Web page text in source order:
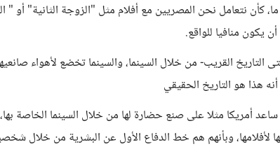
كأن نتعامل نحن المصريين مع أفلام مثل "الزوجة الثانية" أو "
يكون منافيا للواقع.
التاريخ القريب- من خلال السينما، والسينما تخضع لأهواء
هذا هو التاريخ الحقيقي
أمريكا مثلا على صنع حضارة لها من خلال السينما الخاصة
وبأنهم هم خط الدفاع الأول عن البشرية من خلال